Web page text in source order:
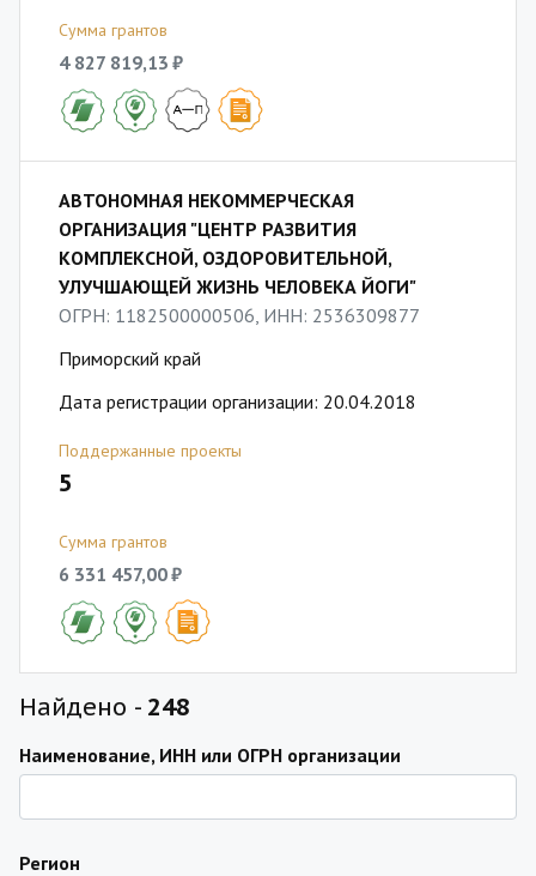
Сумма грантов
4 827 819,13 ₽
АВТОНОМНАЯ НЕКОММЕРЧЕСКАЯ
ОРГАНИЗАЦИЯ "ЦЕНТР РАЗВИТИЯ
КОМПЛЕКСНОЙ, ОЗДОРОВИТЕЛЬНОЙ,
УЛУЧШАЮЩЕЙ ЖИЗНЬ ЧЕЛОВЕКА ЙОГИ"
ОГРН: 1182500000506, ИНН: 2536309877
Приморский край
Дата регистрации организации: 20.04.2018
Поддержанные проекты
5
Сумма грантов
6 331 457,00 ₽
Найдено - 248
Наименование, ИНН или ОГРН организации
Регион